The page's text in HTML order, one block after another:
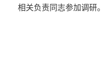
相关负责同志参加调研。